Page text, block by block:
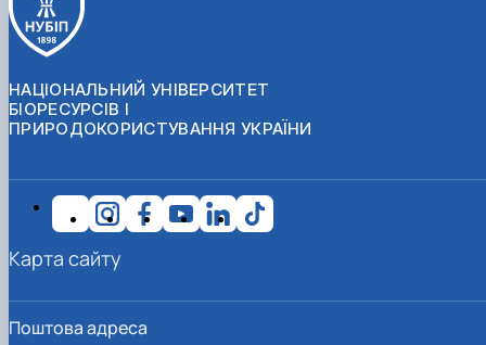
НАЦІОНАЛЬНИЙ УНІВЕРСИТЕТ
БІОРЕСУРСІВ І
ПРИРОДОКОРИСТУВАННЯ УКРАЇНИ
Поштова адреса
Карта сайту